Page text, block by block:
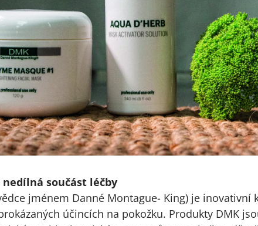
součást léčby
jménem Danné Montague- King) je inovativní
účincích na pokožku. Produkty DMK